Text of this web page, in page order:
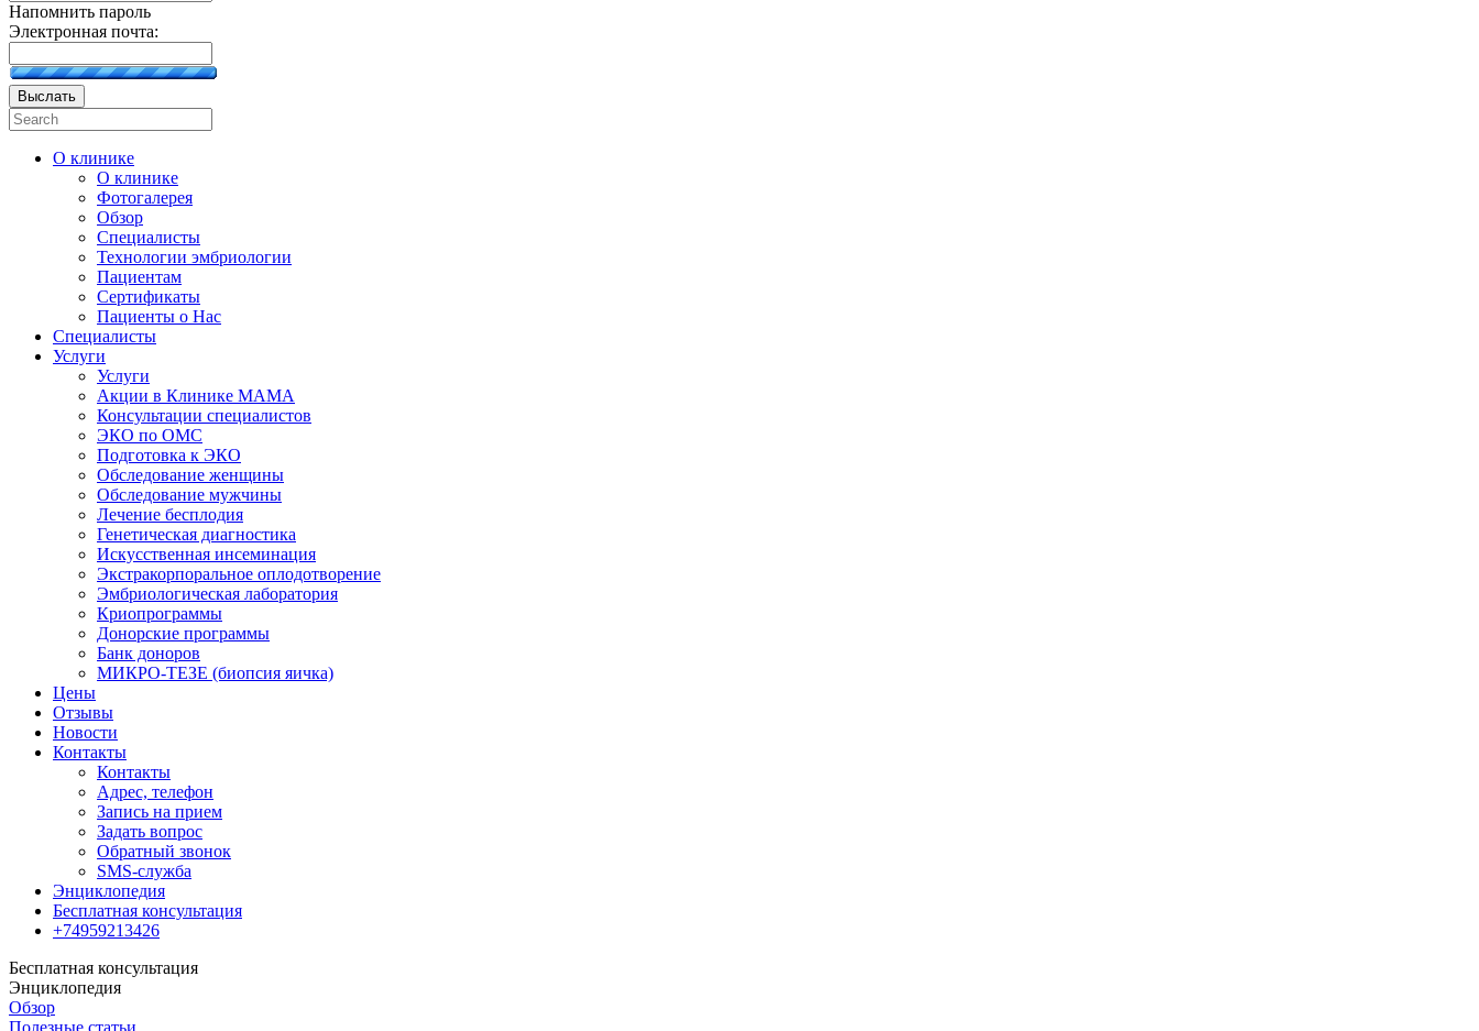
Напомнить пароль
Электронная почта:
Выслать
О клинике
О клинике
Фотогалерея
Обзор
Специалисты
Технологии эмбриологии
Пациентам
Сертификаты
Пациенты о Нас
Специалисты
Услуги
Услуги
Акции в Клинике МАМА
Консультации специалистов
ЭКО по ОМС
Подготовка к ЭКО
Обследование женщины
Обследование мужчины
Лечение бесплодия
Генетическая диагностика
Искусственная инсеминация
Экстракорпоральное оплодотворение
Эмбриологическая лаборатория
Криопрограммы
Донорские программы
Банк доноров
МИКРО-ТЕЗЕ (биопсия яичка)
Цены
Отзывы
Новости
Контакты
Контакты
Адрес, телефон
Запись на прием
Задать вопрос
Обратный звонок
SMS-служба
Энциклопедия
Бесплатная консультация
+74959213426
Бесплатная консультация
Энциклопедия
Обзор
Полезные статьи